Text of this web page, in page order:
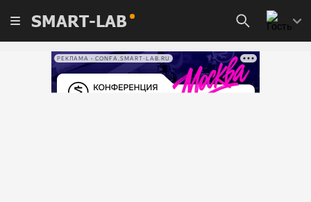
SMART-LAB
РЕКЛАМА • CONFA.SMART-LAB.RU